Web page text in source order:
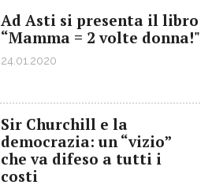
Ad Asti si presenta il libro
“Mamma = 2 volte donna!"
24.01.2020
Sir Churchill e la
democrazia: un “vizio”
che va difeso a tutti i
costi